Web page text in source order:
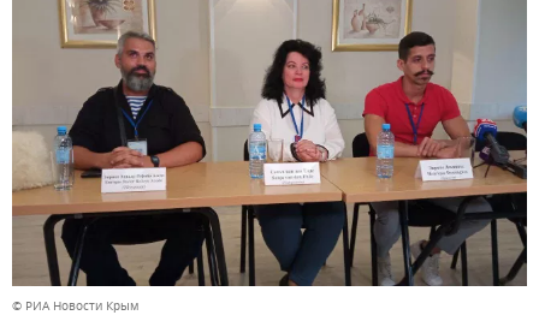
© РИА Новости Крым